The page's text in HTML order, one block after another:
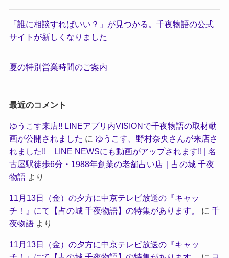
「誰に相談すればいい？」が見つかる。千夜物語の公式
サイトが新しくなりました
夏の特別営業時間のご案内
最近のコメント
ゆうこす来店!! LINEアプリ内VISIONで千夜物語の取材動
画が公開されました に ゆうこす、野村奈央さんが来店さ
れました!! LINE NEWSにも動画がアップされます!! | 名
古屋駅徒歩6分・1988年創業の老舗占い店｜占の城 千夜
物語より
11月13日（金）の夕方に中京テレビ放送の『キャッ
チ！』にて【占の城 千夜物語】の特集があります。
に 千
夜物語より
11月13日（金）の夕方に中京テレビ放送の『キャッ